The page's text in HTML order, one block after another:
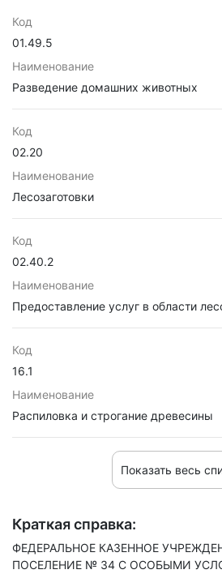
Код
01.49.5
Наименование
Разведение домашних животных
Код
02.20
Наименование
Лесозаготовки
Код
02.40.2
Наименование
Предоставление услуг в области
Код
16.1
Наименование
Распиловка и строгание древесины
Показать весь
Краткая справка:
ФЕДЕРАЛЬНОЕ КАЗЕННОЕ
ПОСЕЛЕНИЕ № 34 С ОСОБЫМИ